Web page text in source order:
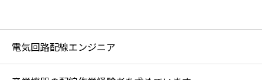
電気回路配線エンジニア